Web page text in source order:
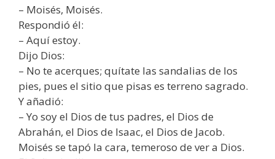
– Moisés, Moisés.
Respondió él:
– Aquí estoy.
Dijo Dios:
– No te acerques; quítate las sandalias de los
pies, pues el sitio que pisas es terreno sagrado.
Y añadió:
– Yo soy el Dios de tus padres, el Dios de
Abrahán, el Dios de Isaac, el Dios de Jacob.
Moisés se tapó la cara, temeroso de ver a Dios.